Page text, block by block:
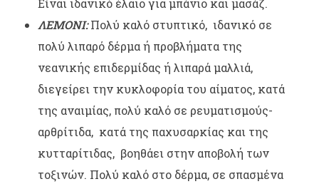
Είναι ιδανικό έλαιο για μπάνιο και μασάζ.
ΛΕΜΟΝΙ:Πολύ καλό στυπτικό, ιδανικό σε
πολύ λιπαρό δέρμα ή προβλήματα της
νεανικής επιδερμίδας ή λιπαρά μαλλιά,
διεγείρει την κυκλοφορία του αίματος, κατά
της αναιμίας, πολύ καλό σε ρευματισμούς-
αρθρίτιδα, κατά της παχυσαρκίας και της
κυτταρίτιδας, βοηθάει στην αποβολή των
τοξινών. Πολύ καλό στο δέρμα, σε σπασμένα